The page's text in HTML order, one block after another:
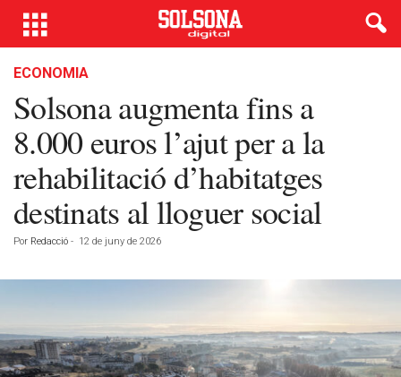
ECONOMIA
Solsona augmenta fins a
8.000 euros l’ajut per a la
rehabilitació d’habitatges
destinats al lloguer social
Por Redacció - 12 de juny de 2026